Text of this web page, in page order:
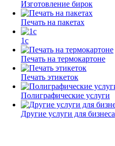
Изготовление бирок
Печать на пакетах
1c
Печать на термокартоне
Печать этикеток
Полиграфические услуги
Другие услуги для бизнеса